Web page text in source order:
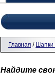
Главная / Шапки
Найдите